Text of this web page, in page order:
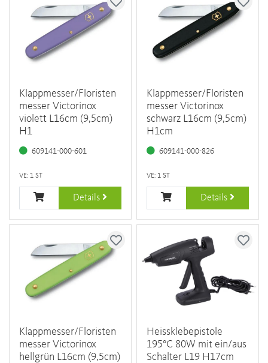
Klappmesser/Floristen
messer Victorinox
violett L16cm (9,5cm)
H1
609141-000-601
VE: 1 ST
Details
Klappmesser/Floristen
messer Victorinox
schwarz L16cm (9,5cm)
H1cm
609141-000-826
VE: 1 ST
Details
Klappmesser/Floristen
messer Victorinox
hellgrün L16cm (9,5cm)
Heissklebepistole
195°C 80W mit ein/aus
Schalter L19 H17cm